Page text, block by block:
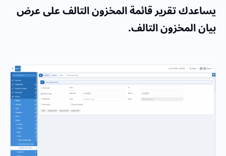
يساعدك تقرير قائمة المخزون التالف على عرض
بيان المخزون التالف.